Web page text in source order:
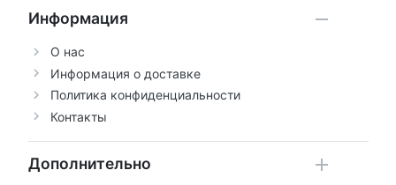
Информация
О нас
Информация о доставке
Политика конфиденциальности
Контакты
Дополнительно